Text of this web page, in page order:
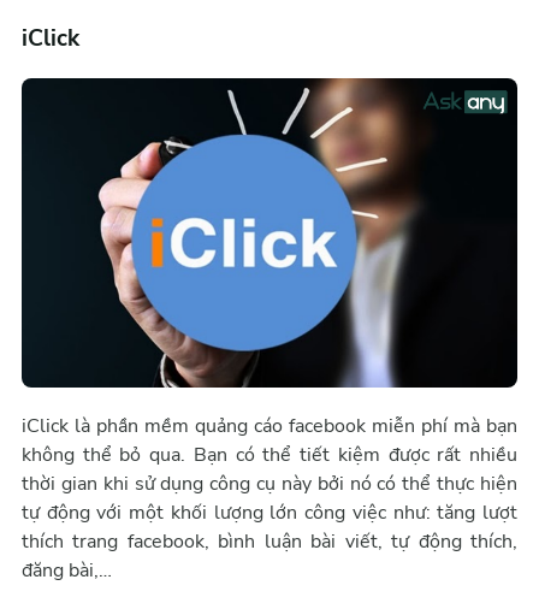
iClick
iClick là phần mềm quảng cáo facebook miễn phí mà bạn
không thể bỏ qua. Bạn có thể tiết kiệm được rất nhiều
thời gian khi sử dụng công cụ này bởi nó có thể thực hiện
tự động với một khối lượng lớn công việc như: tăng lượt
thích trang facebook, bình luận bài viết, tự động thích,
đăng bài,…